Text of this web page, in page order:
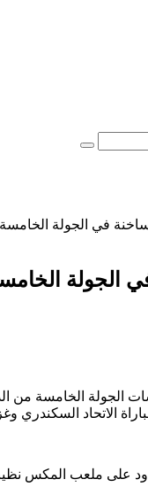
بحث
في الجولة
الجولة
الاتحاد السكندري
ملعب المكس نظيره